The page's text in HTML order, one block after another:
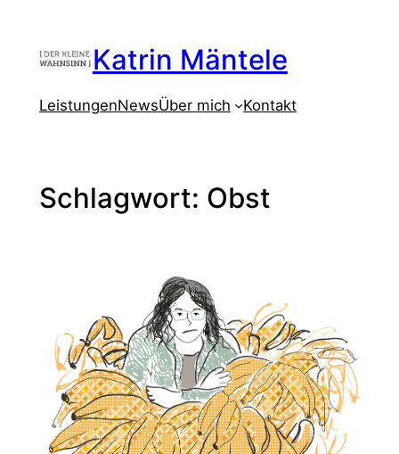
springen
Katrin Mäntele
LeistungenNewsÜber mich Kontakt
Schlagwort: Obst